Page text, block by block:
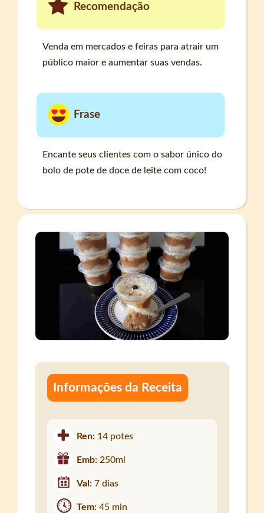
Recomendação
Venda em mercados e feiras para atrair um
público maior e aumentar suas vendas.
Frase
Encante seus clientes com o sabor único do
bolo de pote de doce de leite com coco!
Informações da Receita
Ren: 14 potes
Emb:250ml
Val:7 dias
Tem:45 min